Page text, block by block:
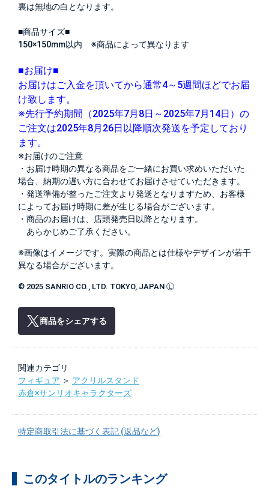
裏は無地の白となります。
■商品サイズ■
150×150mm以内 ※商品によって異なります
■お届け■
お届けはご入金を頂いてから通常4～5週間ほどでお届
け致します。
※先行予約期間（2025年7月8日～2025年7月14日）の
ご注文は2025年8月26日以降順次発送を予定しており
ます。
※お届けのご注意
・お届け時期の異なる商品をご一緒にお買い求めいただいた
場合、納期の遅い方に合わせてお届けさせていただきます。
・発送準備が整ったご注文より発送となりますため、お客様
によってお届け時期に差が生じる場合がございます。
・商品のお届けは、店頭発売日以降となります。
あらかじめご了承ください。
※画像はイメージです。実際の商品とは仕様やデザインが若干
異なる場合がございます。
© 2025 SANRIO CO., LTD. TOKYO, JAPAN Ⓛ
商品をシェアする
関連カテゴリ
フィギュア ＞ アクリルスタンド
赤倉×サンリオキャラクターズ
特定商取引法に基づく表記 (返品など)
このタイトルのランキング